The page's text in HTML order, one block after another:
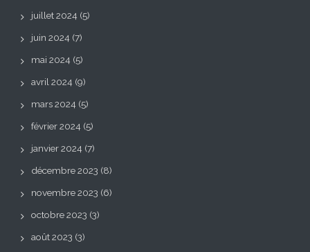
juillet 2024 (5)
juin 2024 (7)
mai 2024 (5)
avril 2024 (9)
mars 2024 (5)
février 2024 (5)
janvier 2024 (7)
décembre 2023 (8)
novembre 2023 (6)
octobre 2023 (3)
août 2023 (3)